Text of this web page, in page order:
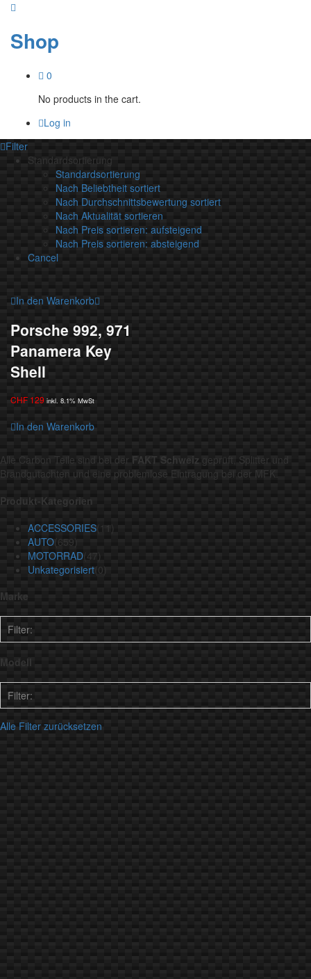
Shop
0
No products in the cart.
Log in
Filter
Standardsortierung
Standardsortierung
Nach Beliebtheit sortiert
Nach Durchschnittsbewertung sortiert
Nach Aktualität sortieren
Nach Preis sortieren: aufsteigend
Nach Preis sortieren: absteigend
Cancel
In den Warenkorb
Porsche 992, 971
Panamera Key
Shell
CHF 129 inkl. 8.1% MwSt
In den Warenkorb
Alle Carbon Teile sind bei der FAKT Schweiz geprüft, Splitter und
Brandgutachten und eine problemlose Eintragung bei der MFK.
Produkt-Kategorien
ACCESSORIES (11)
AUTO(659)
MOTORRAD (47)
Unkategorisiert(0)
Marke
Filter:
Modell
Filter:
Alle Filter zurücksetzen